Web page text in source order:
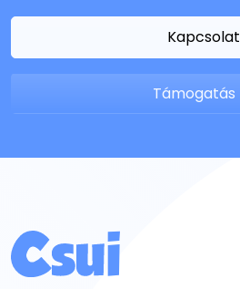
Kapcsolat
Támogatás